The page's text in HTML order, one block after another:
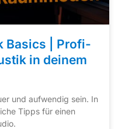
Basics | Profi-
in deinem
und aufwendig sein. In
Tipps für einen